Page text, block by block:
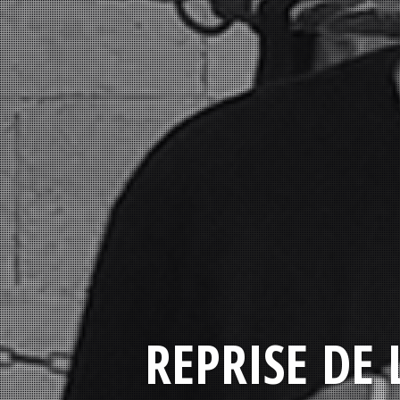
REPRISE